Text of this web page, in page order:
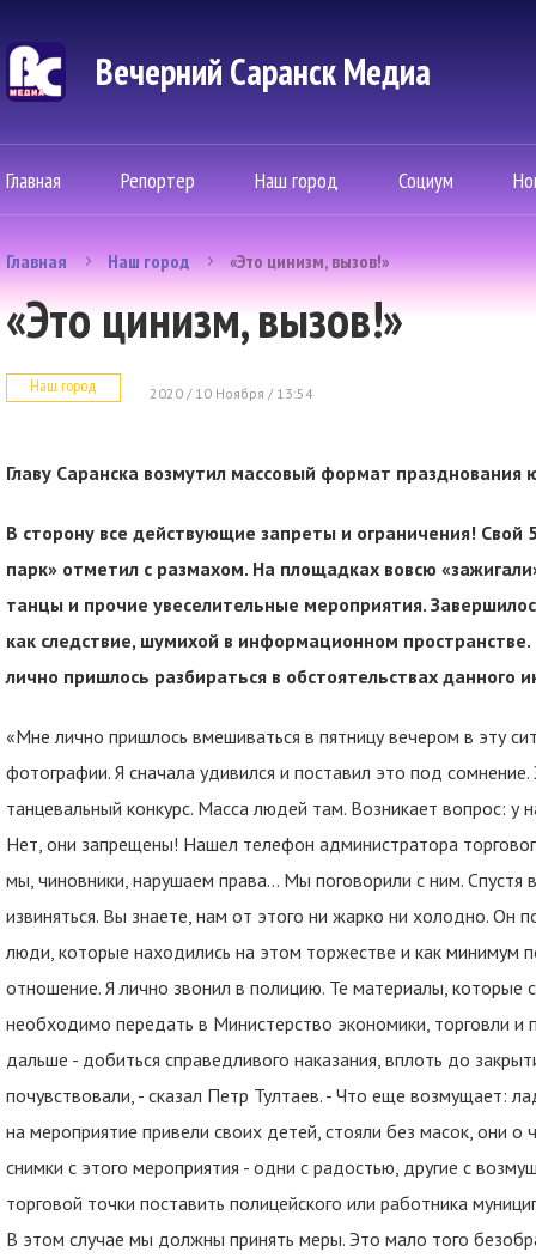
Вечерний Саранск Mедиа
Главная Репортер Наш город Социум
Главная Наш город «Это цинизм, вызов!»
«Это цинизм, вызов!»
Наш город 2020 / 10 Ноября / 13:54
Главу Саранска возмутил массовый формат празднования
В сторону все действующие запреты и ограничения!
парк» отметил с размахом. На площадках вовсю
танцы и прочие увеселительные мероприятия.
как следствие, шумихой в информационном
лично пришлось разбираться в обстоятельствах данного
«Мне лично пришлось вмешиваться в пятницу вечером в эту
фотографии. Я сначала удивился и поставил это под
танцевальный конкурс. Масса людей там. Возникает вопрос: у
Нет, они запрещены! Нашел телефон администратора
мы, чиновники, нарушаем права… Мы поговорили с ним. Спустя
извиняться. Вы знаете, нам от этого ни жарко ни холодно. Он
люди, которые находились на этом торжестве и как минимум
отношение. Я лично звонил в полицию. Те материалы, которые
необходимо передать в Министерство экономики, торговли
дальше - добиться справедливого наказания, вплоть до
почувствовали, - сказал Петр Тултаев. - Что еще возмущает:
на мероприятие привели своих детей, стояли без масок, они
снимки с этого мероприятия - одни с радостью, другие с
торговой точки поставить полицейского или работника
В этом случае мы должны принять меры. Это мало того